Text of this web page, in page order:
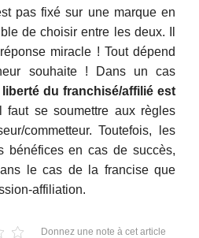
pas fixé sur une marque en
de choisir entre les deux. Il
miracle ! Tout dépend
souhaite ! Dans un cas
liberté du franchisé/affilié est
faut se soumettre aux règles
commetteur. Toutefois, les
bénéfices en cas de succès,
le cas de la francise que
affiliation.
Donnez une note à cet article